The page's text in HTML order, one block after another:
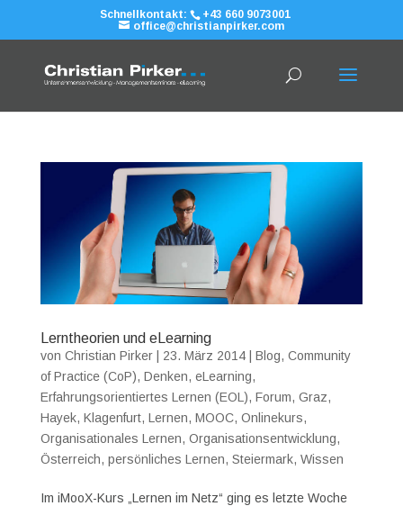
Schnellkontakt:
+43 660 9073001
office@christianpirker.com
Lerntheorien und eLearning
von Christian Pirker| 23. März 2014| Blog, Community
of Practice (CoP), Denken, eLearning,
Erfahrungsorientiertes Lernen (EOL), Forum, Graz,
Hayek, Klagenfurt, Lernen, MOOC, Onlinekurs,
Organisationales Lernen, Organisationsentwicklung,
Österreich, persönliches Lernen, Steiermark, Wissen
Im iMooX-Kurs „Lernen im Netz“ ging es letzte Woche